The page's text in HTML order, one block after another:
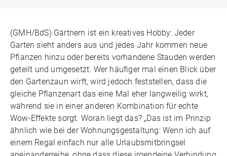
(GMH/BdS) Gärtnern ist ein kreatives Hobby: Jeder
Garten sieht anders aus und jedes Jahr kommen neue
Pflanzen hinzu oder bereits vorhandene Stauden werden
geteilt und umgesetzt. Wer häufiger mal einen Blick über
den Gartenzaun wirft, wird jedoch feststellen, dass die
gleiche Pflanzenart das eine Mal eher langweilig wirkt,
während sie in einer anderen Kombination für echte
Wow-Effekte sorgt. Woran liegt das? „Das ist im Prinzip
ähnlich wie bei der Wohnungsgestaltung: Wenn ich auf
einem Regal einfach nur alle Urlaubsmitbringsel